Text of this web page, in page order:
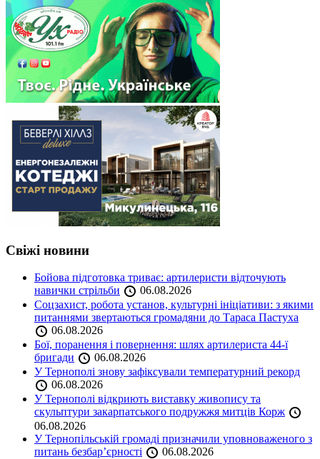
Свіжі новини
Бойова підготовка триває: артилеристи відточують
навички стрільби
06.08.2026
Соцзахист, робота установ, культурні ініціативи: з якими
питаннями звертаються громадяни до Тараса Пастуха
06.08.2026
Бої, поранення і повернення: шлях артилериста 44-ї
бригади
06.08.2026
У Тернополі знову зафіксували температурний рекорд
06.08.2026
У Тернополі відкриють виставку живопису та
скульптури закарпатського подружжя митців Корж
06.08.2026
У Тернопільській громаді призначили уповноваженого з
питань безбар’єрності
06.08.2026